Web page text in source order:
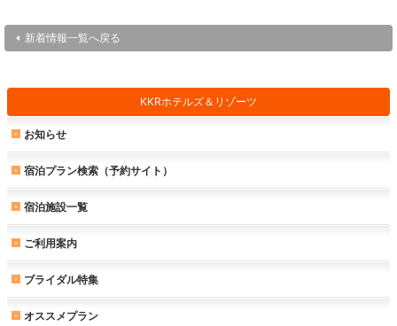
KKRホテルズ＆リゾーツ
お知らせ
宿泊プラン検索（予約サイト）
宿泊施設一覧
ご利用案内
ブライダル特集
オススメプラン
新着情報一覧へ戻る